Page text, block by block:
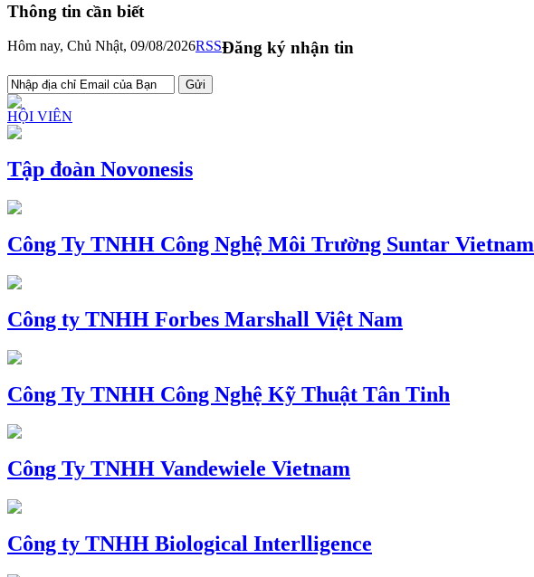
Thông tin cần biết
Hôm nay, Chủ Nhật, 09/08/2026RSSĐăng ký nhận tin
HỘI VIÊN
Tập đoàn Novonesis
Công Ty TNHH Công Nghệ Môi Trường Suntar Vietnam
Công ty TNHH Forbes Marshall Việt Nam
Công Ty TNHH Công Nghệ Kỹ Thuật Tân Tinh
Công Ty TNHH Vandewiele Vietnam
Công ty TNHH Biological Interlligence